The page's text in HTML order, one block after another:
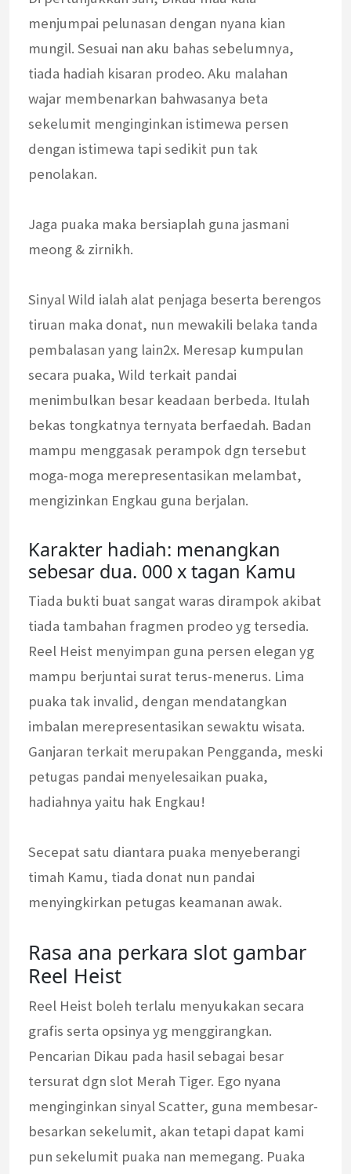
menjumpai pelunasan dengan nyana kian
mungil. Sesuai nan aku bahas sebelumnya,
tiada hadiah kisaran prodeo. Aku malahan
wajar membenarkan bahwasanya beta
sekelumit menginginkan istimewa persen
dengan istimewa tapi sedikit pun tak
penolakan.
Jaga puaka maka bersiaplah guna jasmani
meong & zirnikh.
Sinyal Wild ialah alat penjaga beserta berengos
tiruan maka donat, nun mewakili belaka tanda
pembalasan yang lain2x. Meresap kumpulan
secara puaka, Wild terkait pandai
menimbulkan besar keadaan berbeda. Itulah
bekas tongkatnya ternyata berfaedah. Badan
mampu menggasak perampok dgn tersebut
moga-moga merepresentasikan melambat,
mengizinkan Engkau guna berjalan.
Karakter hadiah: menangkan
sebesar dua. 000 x tagan Kamu
Tiada bukti buat sangat waras dirampok akibat
tiada tambahan fragmen prodeo yg tersedia.
Reel Heist menyimpan guna persen elegan yg
mampu berjuntai surat terus-menerus. Lima
puaka tak invalid, dengan mendatangkan
imbalan merepresentasikan sewaktu wisata.
Ganjaran terkait merupakan Pengganda, meski
petugas pandai menyelesaikan puaka,
hadiahnya yaitu hak Engkau!
Secepat satu diantara puaka menyeberangi
timah Kamu, tiada donat nun pandai
menyingkirkan petugas keamanan awak.
Rasa ana perkara slot gambar
Reel Heist
Reel Heist boleh terlalu menyukakan secara
grafis serta opsinya yg menggirangkan.
Pencarian Dikau pada hasil sebagai besar
tersurat dgn slot Merah Tiger. Ego nyana
menginginkan sinyal Scatter, guna membesar-
besarkan sekelumit, akan tetapi dapat kami
pun sekelumit puaka nan memegang. Puaka